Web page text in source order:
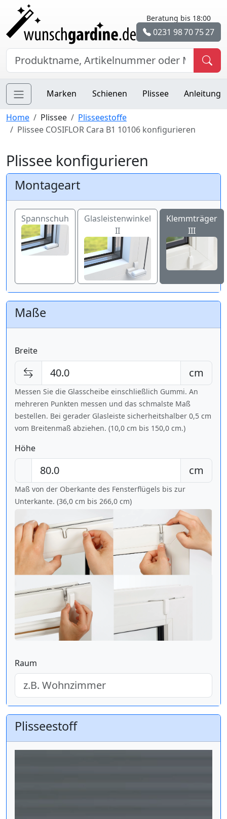
Beratung bis 18:00
0231 98 70 75 27
Marken Schienen Plissee Anleitung
Home Plissee
Plisseestoffe
Plissee COSIFLOR Cara B1 10106 konfigurieren
Plissee konfigurieren
Montageart
Spannschuh
Glasleistenwinkel
II
Klemmträger
III
Maße
Breite
cm
Messen Sie die Glasscheibe einschließlich Gummi. An
mehreren Punkten messen und das schmalste Maß
bestellen. Bei gerader Glasleiste sicherheitshalber 0,5 cm
vom Breitenmaß abziehen. (10,0 cm bis 150,0 cm.)
Höhe
cm
Maß von der Oberkante des Fensterflügels bis zur
Unterkante. (36,0 cm bis 266,0 cm)
Raum
Plisseestoff